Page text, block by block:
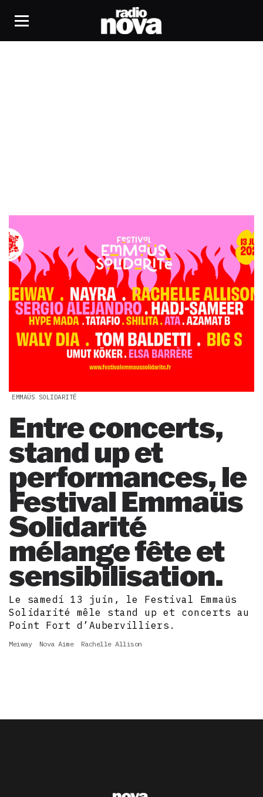
EMMAÜS SOLIDARITÉ
Entre concerts,
stand up et
performances, le
Festival Emmaüs
Solidarité
mélange fête et
sensibilisation.
Le samedi 13 juin, le Festival Emmaüs
Solidarité mêle stand up et concerts au
Point Fort d’Aubervilliers.
Meiway Nova Aime Rachelle Allison